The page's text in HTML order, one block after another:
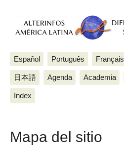
Español Português Français
日本語 Agenda Academia
Index
Mapa del sitio